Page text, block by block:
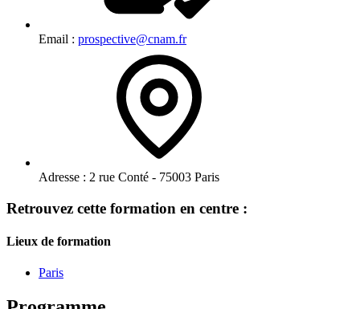
Email : prospective@cnam.fr
Adresse : 2 rue Conté - 75003 Paris
Retrouvez cette formation en centre :
Lieux de formation
Paris